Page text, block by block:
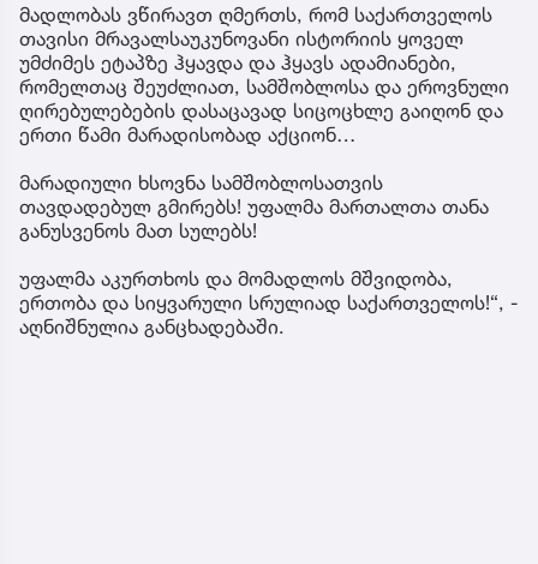
მადლობას ვწირავთ ღმერთს, რომ საქართველოს
თავისი მრავალსაუკუნოვანი ისტორიის ყოველ
უმძიმეს ეტაპზე ჰყავდა და ჰყავს ადამიანები,
რომელთაც შეუძლიათ, სამშობლოსა და ეროვნული
ღირებულებების დასაცავად სიცოცხლე გაიღონ და
ერთი წამი მარადისობად აქციონ…
მარადიული ხსოვნა სამშობლოსათვის
თავდადებულ გმირებს! უფალმა მართალთა თანა
განუსვენოს მათ სულებს!
უფალმა აკურთხოს და მომადლოს მშვიდობა,
ერთობა და სიყვარული სრულიად საქართველოს!“, -
აღნიშნულია განცხადებაში.